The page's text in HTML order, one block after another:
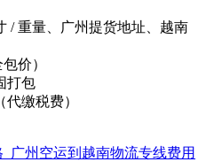
/ 重量、广州提货地址、越南
包价）
打包
缴税费）
广州空运到越南物流专线费用